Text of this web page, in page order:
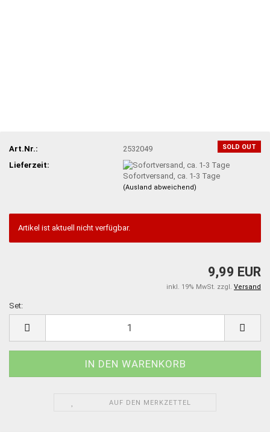
SOLD OUT
Art.Nr.:
2532049
Lieferzeit:
Sofortversand, ca. 1-3 Tage
(Ausland abweichend)
Artikel ist aktuell nicht verfügbar.
9,99 EUR
inkl. 19% MwSt. zzgl. Versand
Set:
AUF DEN MERKZETTEL